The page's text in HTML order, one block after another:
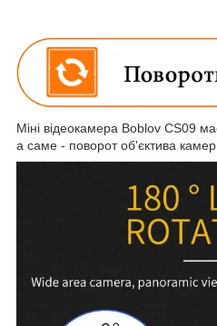
Міні відеокамера Boblov CS09
а саме - поворот об'єктива